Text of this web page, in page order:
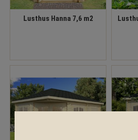
Lusthus Hanna 7,6 m2